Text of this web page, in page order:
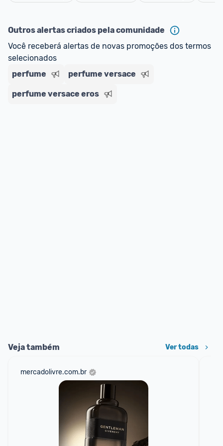
E lembre-se: você sempre pode contar ajuda da
comunidade para tirar dúvidas ou acionar os
nossos Admins marcando
comentário ou através do Fale com o Promobit.
Outros alertas criados pela comunidade
Você receberá alertas de novas promoções dos termos
selecionados
perfume
perfume versace
perfume versace eros
Veja também Ver todas
mercadolivre.com.br